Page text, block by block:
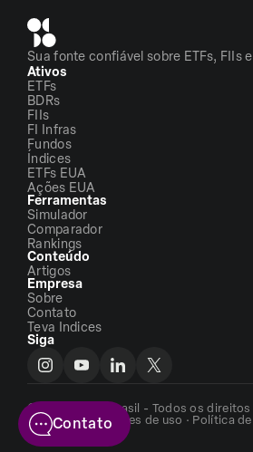
Sua fonte confiável sobre ETFs, FIIs
Ativos
ETFs
BDRs
FIIs
FI Infras
Fundos
Índices
ETFs EUA
Ações EUA
Ferramentas
Simulador
Comparador
Rankings
Conteúdo
Artigos
Empresa
Sobre
Contato
Teva Indices
Siga
©2026 - ETFs Brasil - Todos os
Termos e condições de uso · Política
do siteContato